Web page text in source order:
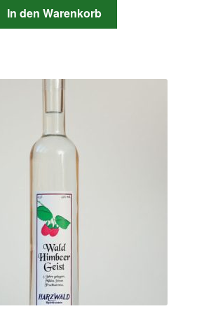
In den Warenkorb